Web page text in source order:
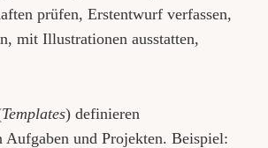
prüfen, Erstentwurf verfassen,
mit Illustrationen ausstatten,
Templates) definieren
Aufgaben und Projekten. Beispiel: